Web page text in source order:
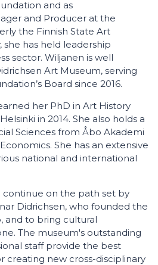
and as
and Producer at the
the Finnish State Art
she has held leadership
sector. Wiljanen is well
Art Museum, serving
Board since 2016.
her PhD in Art History
in 2014. She also holds a
Sciences from Åbo Akademi
She has an extensive
national and international
continue on the path set by
Didrichsen, who founded the
and to bring cultural
The museum's outstanding
staff provide the best
creating new cross-disciplinary